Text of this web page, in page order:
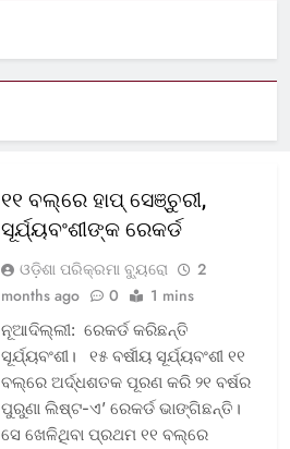
୧୧ ବଲ୍‌ରେ ହାପ୍ ସେଞ୍ଚୁରୀ,
ସୂର୍ଯ୍ୟବଂଶୀଙ୍କ ରେକର୍ଡ
ଓଡ଼ିଶା ପରିକ୍ରମା ବ୍ୟୁରୋ
2
months ago
0 1 mins
ନୂଆଦିଲ୍ଲୀ: ରେକର୍ଡ କରିଛନ୍ତି
ସୂର୍ଯ୍ୟବଂଶୀ। ୧୫ ବର୍ଷୀୟ ସୂର୍ଯ୍ୟବଂଶୀ ୧୧
ବଲ୍‌ରେ ଅର୍ଦ୍ଧଶତକ ପୂରଣ କରି ୨୧ ବର୍ଷର
ପୁରୁଣା ଲିଷ୍ଟ-ଏ’ ରେକର୍ଡ ଭାଙ୍ଗିଛନ୍ତି।
ସେ ଖେଳିଥିବା ପ୍ରଥମ ୧୧ ବଲ୍‌ରେ